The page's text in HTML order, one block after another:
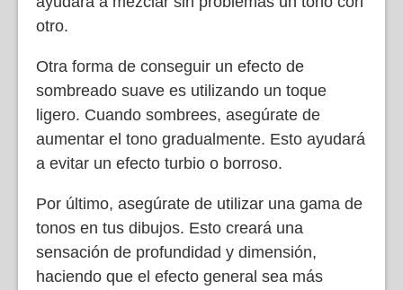
otro.
Otra forma de conseguir un efecto de
sombreado suave es utilizando un toque
ligero. Cuando sombrees, asegúrate de
aumentar el tono gradualmente. Esto ayudará
a evitar un efecto turbio o borroso.
Por último, asegúrate de utilizar una gama de
tonos en tus dibujos. Esto creará una
sensación de profundidad y dimensión,
haciendo que el efecto general sea más